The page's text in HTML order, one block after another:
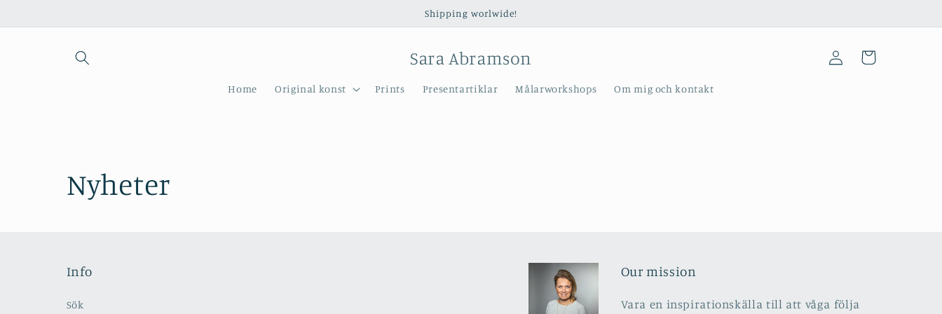
Shipping worlwide!
Sara Abramson
Home Original konst Prints Presentartiklar Målarworkshops Om mig och kontakt
Logga
in
Varukorg
Nyheter
Info
Sök
Our mission
Vara en inspirationskälla till att våga följa